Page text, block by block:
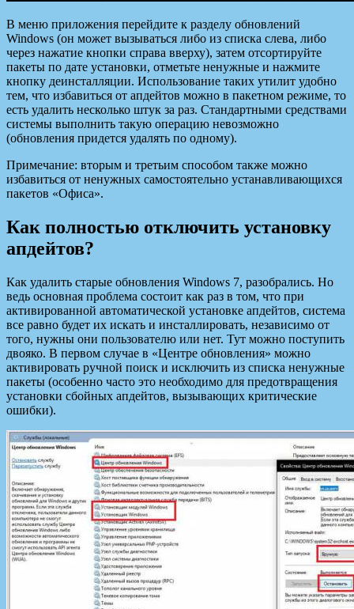
В меню приложения перейдите к разделу обновлений
Windows (он может вызываться либо из списка слева, либо
через нажатие кнопки справа вверху), затем отсортируйте
пакеты по дате установки, отметьте ненужные и нажмите
кнопку деинсталляции. Использование таких утилит удобно
тем, что избавиться от апдейтов можно в пакетном режиме, то
есть удалить несколько штук за раз. Стандартными средствами
системы выполнить такую операцию невозможно
(обновления придется удалять по одному).
Примечание: вторым и третьим способом также можно
избавиться от ненужных самостоятельно устанавливающихся
пакетов «Офиса».
Как полностью отключить установку
апдейтов?
Как удалить старые обновления Windows 7, разобрались. Но
ведь основная проблема состоит как раз в том, что при
активированной автоматической установке апдейтов, система
все равно будет их искать и инсталлировать, независимо от
того, нужны они пользователю или нет. Тут можно поступить
двояко. В первом случае в «Центре обновления» можно
активировать ручной поиск и исключить из списка ненужные
пакеты (особенно часто это необходимо для предотвращения
установки сбойных апдейтов, вызывающих критические
ошибки).